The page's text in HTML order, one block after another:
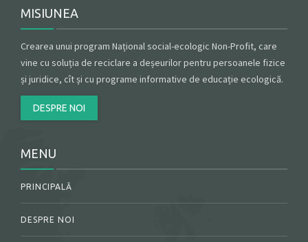
MISIUNEA
Crearea unui program Național social-ecologic Non-Profit, care
vine cu soluția de reciclare a deșeurilor pentru persoanele fizice
și juridice, cît și cu programe informative de educație ecologică.
DESPRE NOI
MENU
PRINCIPALĂ
DESPRE NOI